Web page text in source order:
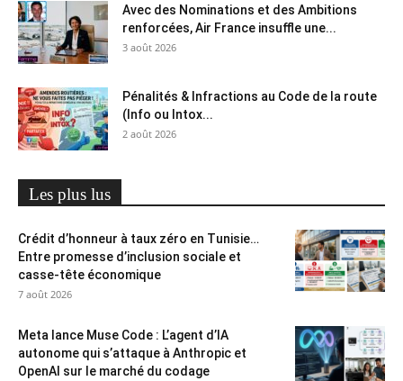
Avec des Nominations et des Ambitions
renforcées, Air France insuffle une...
3 août 2026
Pénalités & Infractions au Code de la route
(Info ou Intox...
2 août 2026
Les plus lus
Crédit d’honneur à taux zéro en Tunisie…
Entre promesse d’inclusion sociale et
casse-tête économique
7 août 2026
Meta lance Muse Code : L’agent d’IA
autonome qui s’attaque à Anthropic et
OpenAI sur le marché du codage